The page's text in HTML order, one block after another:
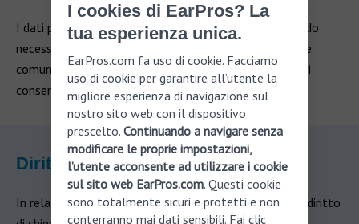
I dati personali fornitici saranno conservati per il periodo
necessario all’espletamento delle finalità su indicate, e
comunque non oltre 7 anni dalla sua manifestazione di
consenso.
Diritti dell’interessato
In relazione al trattamento dei suoi dati personali, ha diritto
I cookies di EarPros? La
tua esperienza unica.
EarPros.com fa uso di cookie. Facciamo
uso di cookie per garantire all’utente la
migliore esperienza di navigazione sul
nostro sito web con il dispositivo
prescelto. Continuando a navigare senza
modificare le proprie impostazioni,
l’utente acconsente ad utilizzare i cookie
sul sito web EarPros.com. Questi cookie
sono totalmente sicuri e protetti e non
conterranno mai dati sensibili. Fai clic